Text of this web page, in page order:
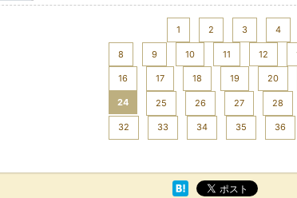
1 2 3 4
8 9 10 11 12
16 17 18 19 20
24 25 26 27 28
32 33 34 35 36